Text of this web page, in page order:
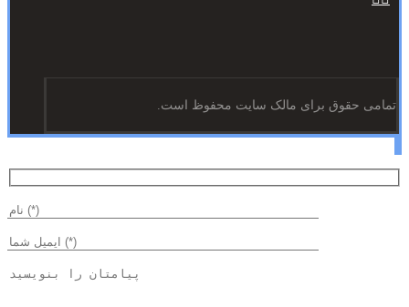
تمامی حقوق برای مالک سایت محفوظ است.